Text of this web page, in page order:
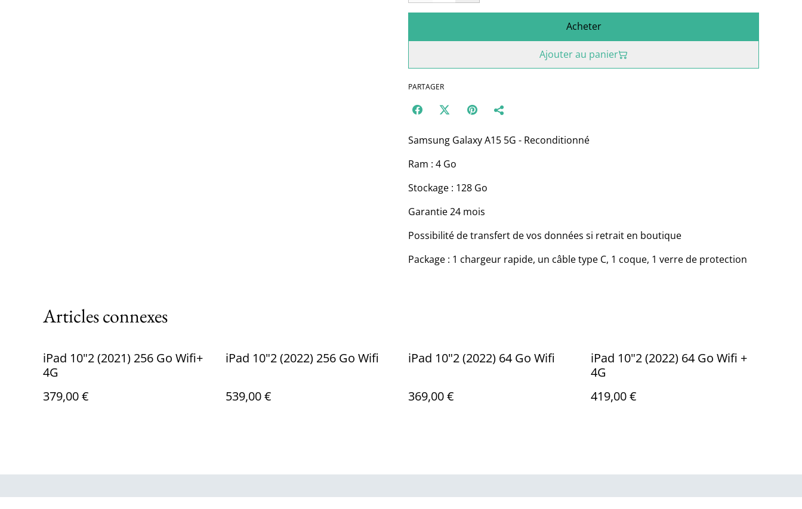
Acheter
Ajouter au panier
PARTAGER
Samsung Galaxy A15 5G - Reconditionné
Ram : 4 Go
Stockage : 128 Go
Garantie 24 mois
Possibilité de transfert de vos données si retrait en boutique
Package : 1 chargeur rapide, un câble type C, 1 coque, 1 verre de protection
Articles connexes
iPad 10"2 (2021) 256 Go Wifi+
4G
379,00 €
iPad 10"2 (2022) 256 Go Wifi
539,00 €
iPad 10"2 (2022) 64 Go Wifi
369,00 €
iPad 10"2 (2022) 64 Go Wifi +
4G
419,00 €